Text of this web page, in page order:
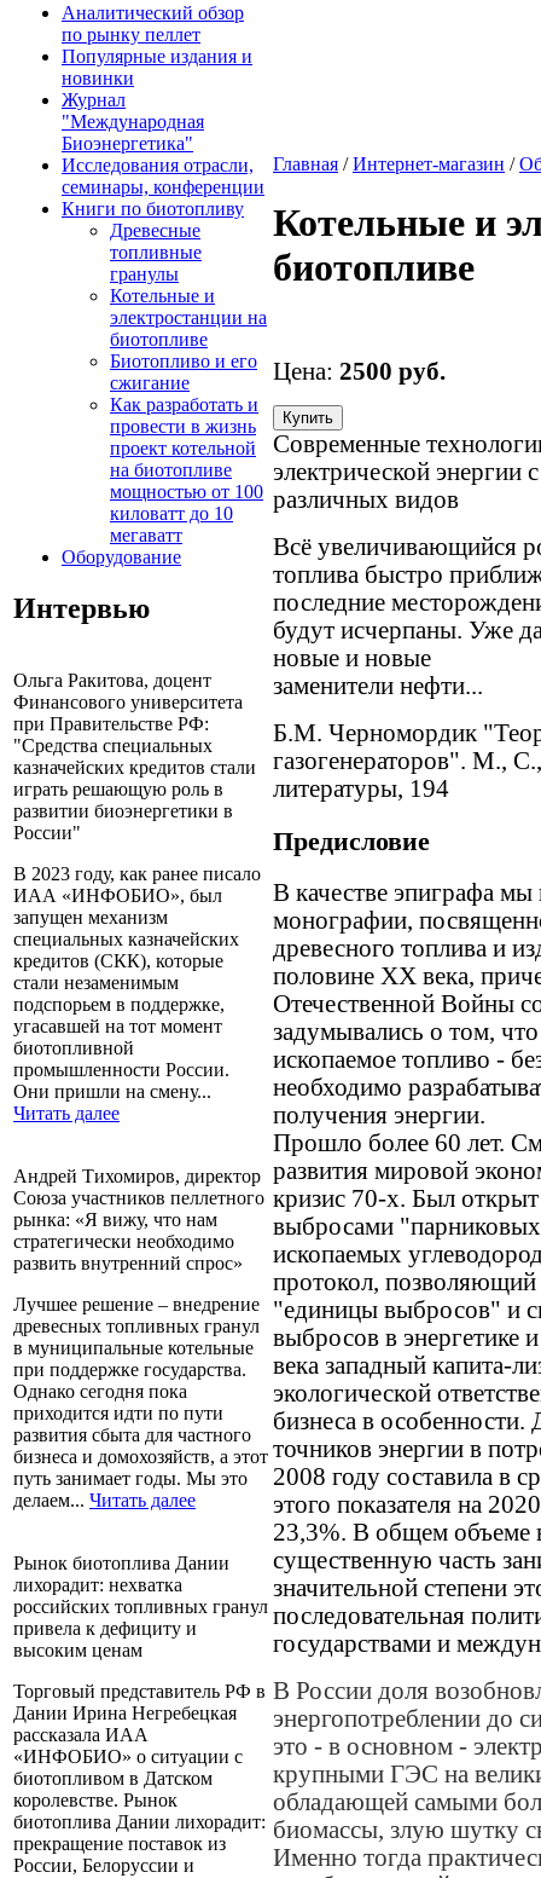
Аналитический обзор
по рынку пеллет
Популярные издания и
новинки
Журнал
"Международная
Биоэнергетика"
Исследования отрасли,
семинары, конференции
Книги по биотопливу
Древесные
топливные
гранулы
Котельные и
электростанции на
биотопливе
Биотопливо и его
сжигание
Как разработать и
провести в жизнь
проект котельной
на биотопливе
мощностью от 100
киловатт до 10
мегаватт
Оборудование
Интервью
Ольга Ракитова, доцент
Финансового университета
при Правительстве РФ:
"Средства специальных
казначейских кредитов стали
играть решающую роль в
развитии биоэнергетики в
России"
В 2023 году, как ранее писало
ИАА «ИНФОБИО», был
запущен механизм
специальных казначейских
кредитов (СКК), которые
стали незаменимым
подспорьем в поддержке,
угасавшей на тот момент
биотопливной
промышленности России.
Они пришли на смену...
Читать далее
Андрей Тихомиров, директор
Союза участников пеллетного
рынка: «Я вижу, что нам
стратегически необходимо
развить внутренний спрос»
Лучшее решение – внедрение
древесных топливных гранул
в муниципальные котельные
при поддержке государства.
Однако сегодня пока
приходится идти по пути
развития сбыта для частного
бизнеса и домохозяйств, а этот
путь занимает годы. Мы это
делаем... Читать далее
Рынок биотоплива Дании
лихорадит: нехватка
российских топливных гранул
привела к дефициту и
высоким ценам
Торговый представитель РФ в
Дании Ирина Негребецкая
рассказала ИАА
«ИНФОБИО» о ситуации с
биотопливом в Датском
королевстве. Рынок
биотоплива Дании лихорадит:
прекращение поставок из
России, Белоруссии и
Главная /Интернет-магазин /
Котельные и
биотопливе
Цена: 2500 руб.
Современные
электрической энергии
различных видов
Всё увеличивающийся
топлива быстро
последние
будут исчерпаны. Уже
новые и новые
заменители нефти...
Б.М. Черномордик
газогенераторов". М.,
литературы, 194
Предисловие
В качестве эпиграфа
монографии,
древесного топлива и
половине XX века,
Отечественной Войны
задумывались о том,
ископаемое топливо -
необходимо
получения энергии.
Прошло более 60 лет.
развития мировой
кризис 70-х. Был
выбросами "парниковых
ископаемых
протокол, позволяющий
"единицы выбросов" и
выбросов в
века западный капита-
экологической
бизнеса в
точников энергии в
2008 году составила в
этого показателя на
23,3%. В общем объеме
существенную часть
значительной степени
последовательная
государствами и
В России доля
энергопотреблении до
это - в основном -
крупными ГЭС на
обладающей самыми
биомассы, злую шутку
Именно тогда